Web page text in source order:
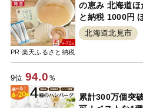
PR:楽天ふるさと納税
の恵み 北海道
と納税 1000円
席 簡単 粉末 調
北海道北見市
9位 94.0 ％
累計300万個突